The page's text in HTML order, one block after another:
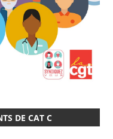
DE CAT C